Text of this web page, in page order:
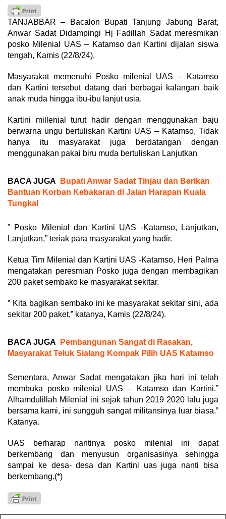
TANJABBAR – Bacalon Bupati Tanjung Jabung Barat,
Anwar Sadat Didampingi Hj Fadillah Sadat meresmikan
posko Milenial UAS – Katamso dan Kartini dijalan siswa
tengah, Kamis (22/8/24).
Masyarakat memenuhi Posko milenial UAS – Katamso
dan Kartini tersebut datang dari berbagai kalangan baik
anak muda hingga ibu-ibu lanjut usia.
Kartini millenial turut hadir dengan menggunakan baju
berwarna ungu bertuliskan Kartini UAS – Katamso, Tidak
hanya itu masyarakat juga berdatangan dengan
menggunakan pakai biru muda bertuliskan Lanjutkan
BACA JUGA
Bupati Anwar Sadat Tinjau dan Berikan
Bantuan Korban Kebakaran di Jalan Harapan Kuala
Tungkal
” Posko Milenial dan Kartini UAS -Katamso, Lanjutkan,
Lanjutkan,” teriak para masyarakat yang hadir.
Ketua Tim Milenial dan Kartini UAS -Katamso, Heri Palma
mengatakan peresmian Posko juga dengan membagikan
200 paket sembako ke masyarakat sekitar.
” Kita bagikan sembako ini ke masyarakat sekitar sini, ada
sekitar 200 paket,” katanya, Kamis (22/8/24).
BACA JUGA
Pembangunan Sangat di Rasakan,
Masyarakat Teluk Sialang Kompak Pilih UAS Katamso
Sementara, Anwar Sadat mengatakan jika hari ini telah
membuka posko milenial UAS – Katamso dan Kartini.”
Alhamdulillah Milenial ini sejak tahun 2019 2020 lalu juga
bersama kami, ini sungguh sangat militansinya luar biasa.”
Katanya.
UAS berharap nantinya posko milenial ini dapat
berkembang dan menyusun organisasinya sehingga
sampai ke desa- desa dan Kartini uas juga nanti bisa
berkembang.(*)